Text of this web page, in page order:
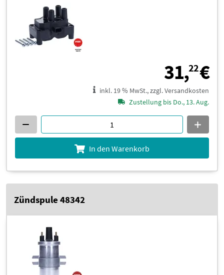
31,22€
inkl. 19 % MwSt., zzgl. Versandkosten
Zustellung bis Do., 13. Aug.
In den Warenkorb
Zündspule 48342